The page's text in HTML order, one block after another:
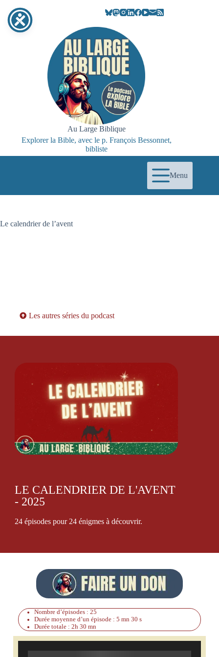
Au Large Biblique
Explorer la Bible, avec le p. François Bessonnet,
bibliste
Menu
Le calendrier de l’avent
Les autres séries du podcast
LE CALENDRIER DE L'AVENT
- 2025
24 épisodes pour 24 énigmes à découvrir.
Nombre d’épisodes : 25
Durée moyenne d’un épisode : 5 mn 30 s
Durée totale : 2h 30 mn